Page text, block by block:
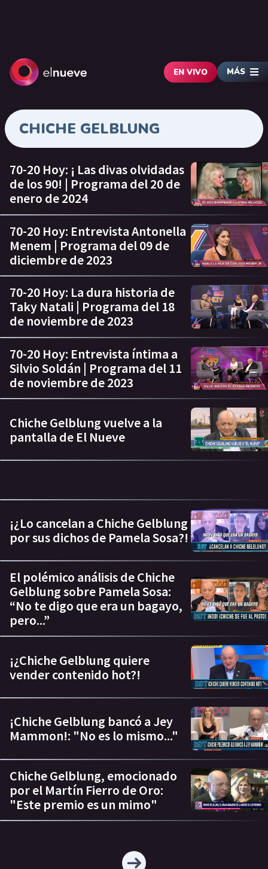
EN VIVO MÁS
CHICHE GELBLUNG
70-20 Hoy: ¡ Las divas olvidadas
de los 90! | Programa del 20 de
enero de 2024
70-20 Hoy: Entrevista Antonella
Menem | Programa del 09 de
diciembre de 2023
70-20 Hoy: La dura historia de
Taky Natali | Programa del 18
de noviembre de 2023
70-20 Hoy: Entrevista íntima a
Silvio Soldán | Programa del 11
de noviembre de 2023
Chiche Gelblung vuelve a la
pantalla de El Nueve
¡¿Lo cancelan a Chiche Gelblung
por sus dichos de Pamela Sosa?!
El polémico análisis de Chiche
Gelblung sobre Pamela Sosa:
“No te digo que era un bagayo,
pero...”
¡¿Chiche Gelblung quiere
vender contenido hot?!
¡Chiche Gelblung bancó a Jey
Mammon!: "No es lo mismo..."
Chiche Gelblung, emocionado
por el Martín Fierro de Oro:
"Este premio es un mimo"